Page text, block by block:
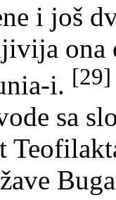
i još
ona
i. [29]
sa